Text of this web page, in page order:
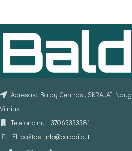
Adresas: Baldų Centras „SKRAJA“
Vilnius
Telefono nr.: +37063333381
El. paštas: info@baldaila.lt